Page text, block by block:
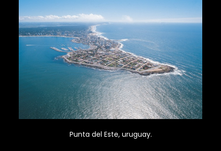
Punta del Este, uruguay.